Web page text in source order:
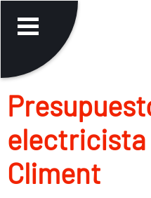
electricista
Climent